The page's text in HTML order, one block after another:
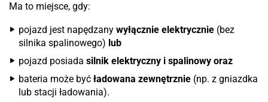
Ma to miejsce, gdy:
pojazd jest napędzany wyłącznie elektrycznie (bez
silnika spalinowego) lub
pojazd posiada silnik elektryczny i spalinowy oraz
bateria może być ładowana zewnętrznie (np. z gniazdka
lub stacji ładowania).